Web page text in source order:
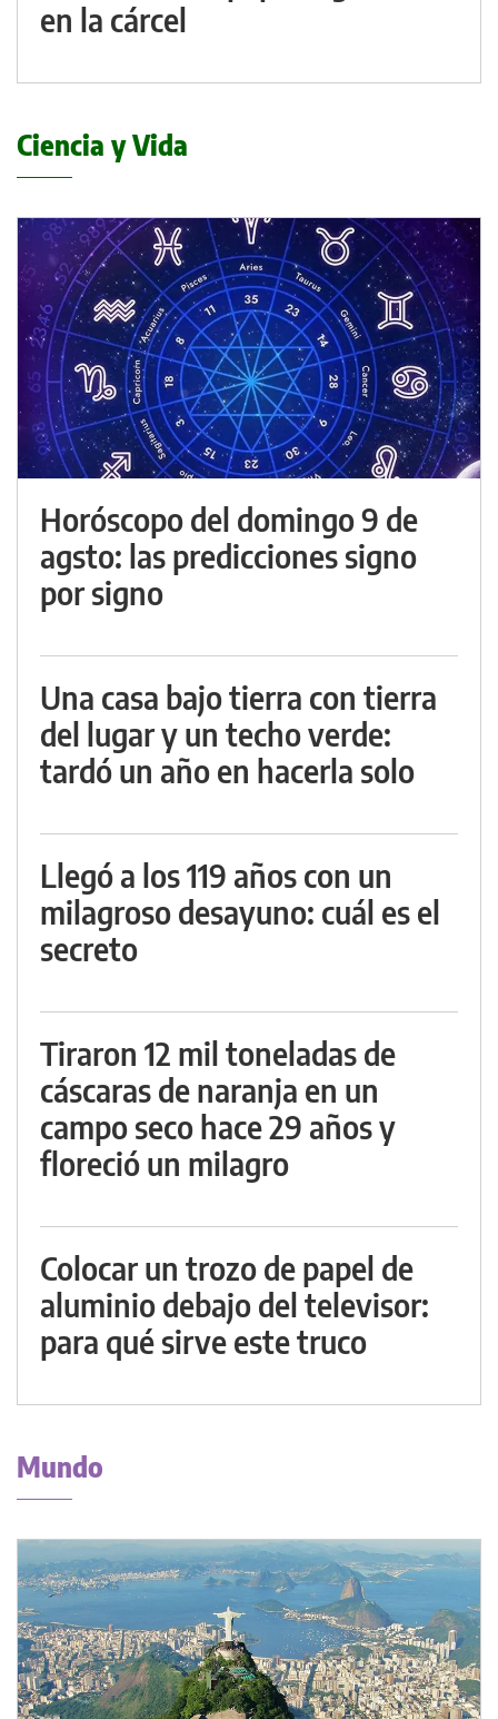
en la cárcel
Ciencia y Vida
Horóscopo del domingo 9 de
agsto: las predicciones signo
por signo
Una casa bajo tierra con tierra
del lugar y un techo verde:
tardó un año en hacerla solo
Llegó a los 119 años con un
milagroso desayuno: cuál es el
secreto
Tiraron 12 mil toneladas de
cáscaras de naranja en un
campo seco hace 29 años y
floreció un milagro
Colocar un trozo de papel de
aluminio debajo del televisor:
para qué sirve este truco
Mundo